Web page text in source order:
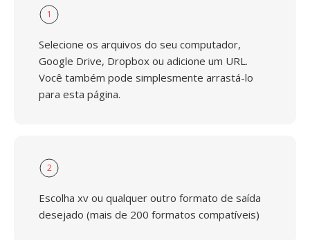
1
Selecione os arquivos do seu computador,
Google Drive, Dropbox ou adicione um URL.
Você também pode simplesmente arrastá-lo
para esta página.
2
Escolha xv ou qualquer outro formato de saída
desejado (mais de 200 formatos compatíveis)